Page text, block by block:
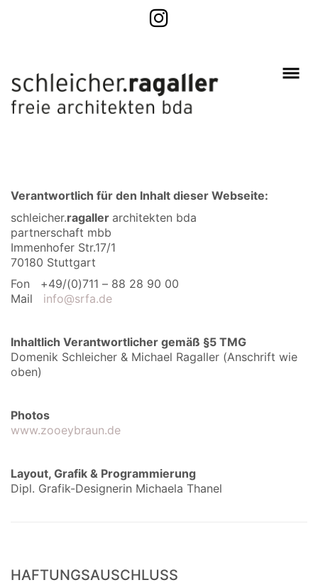
Verantwortlich für den Inhalt dieser Webseite:
schleicher.ragaller architekten bda
partnerschaft mbb
Immenhofer Str.17/1
70180 Stuttgart
Fon +49/(0)711 – 88 28 90 00
Mail info@srfa.de
Inhaltlich Verantwortlicher gemäß §5 TMG
Domenik Schleicher & Michael Ragaller (Anschrift wie
oben)
Photos
www.zooeybraun.de
Layout, Grafik & Programmierung
Dipl. Grafik-Designerin Michaela Thanel
HAFTUNGSAUSCHLUSS